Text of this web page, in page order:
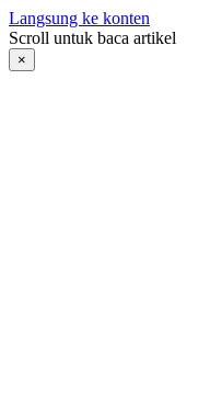
Langsung ke konten
Scroll untuk baca artikel
×